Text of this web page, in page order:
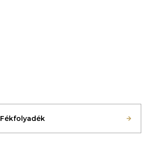
Fékfolyadék